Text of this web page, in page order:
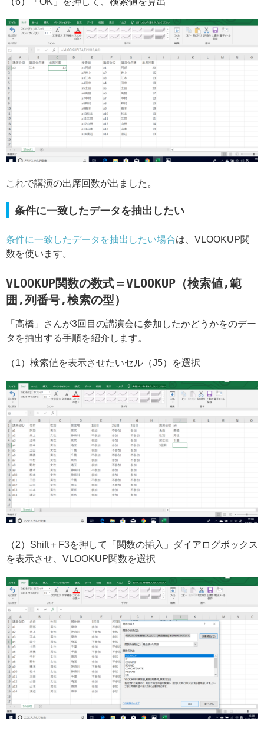
これで講演の出席回数が出ました。
条件に一致したデータを抽出したい
条件に一致したデータを抽出したい場合は、VLOOKUP関
数を使います。
VLOOKUP関数の数式＝VLOOKUP（検索値,範
囲,列番号,検索の型）
「高橋」さんが3回目の講演会に参加したかどうかをのデー
タを抽出する手順を紹介します。
（1）検索値を表示させたいセル（J5）を選択
（2）Shift＋F3を押して「関数の挿入」ダイアログボックス
を表示させ、VLOOKUP関数を選択